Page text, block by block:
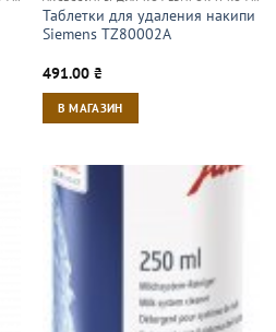
Таблетки для удаления накипи
Siemens TZ80002A
491.00 ₴
В МАГАЗИН